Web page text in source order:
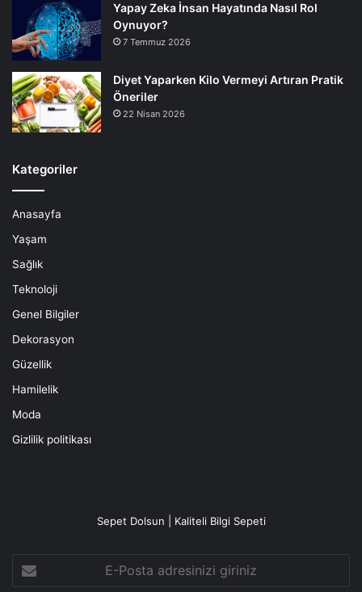
Yapay Zeka İnsan Hayatında Nasıl Rol
Oynuyor?
7 Temmuz 2026
Diyet Yaparken Kilo Vermeyi Artıran Pratik
Öneriler
22 Nisan 2026
Kategoriler
Anasayfa
Yaşam
Sağlık
Teknoloji
Genel Bilgiler
Dekorasyon
Güzellik
Hamilelik
Moda
Gizlilik politikası
Sepet Dolsun | Kaliteli Bilgi Sepeti
Posta